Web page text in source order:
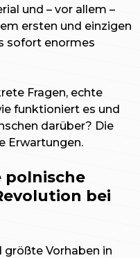
und – vor allem –
ersten und einzigen
sofort enormes
Fragen, echte
funktioniert es und
darüber? Die
Erwartungen.
polnische
bei
größte Vorhaben in